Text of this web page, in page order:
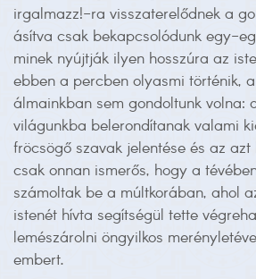
irgalmazz!-ra visszaterelődnek a
ásítva csak bekapcsolódunk egy-
minek nyújtják ilyen hosszúra az
ebben a percben olyasmi történik,
álmainkban sem gondoltunk volna:
világunkba belerondítanak valami
fröcsögő szavak jelentése és az
csak onnan ismerős, hogy a
számoltak be a múltkorában, ahol
istenét hívta segítségül tette
lemészárolni öngyilkos
embert.